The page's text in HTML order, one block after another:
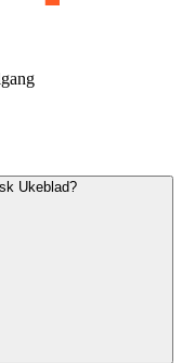
Ukeblad?